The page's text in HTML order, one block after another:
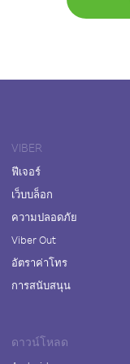
VIBER
ฟีเจอร์
เว็บบล็อก
ความปลอดภัย
Viber Out
อัตราค่าโทร
การสนับสนุน
ดาวน์โหลด